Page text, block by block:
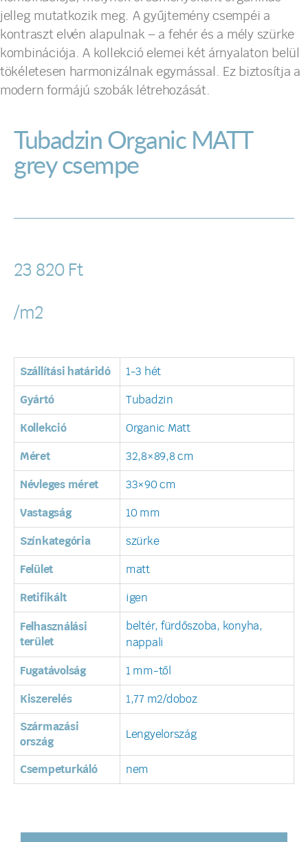
jelleg mutatkozik meg. A gyűjtemény csempéi a
kontraszt elvén alapulnak – a fehér és a mély szürke
kombinációja. A kollekció elemei két árnyalaton belül
tökéletesen harmonizálnak egymással. Ez biztosítja a
modern formájú szobák létrehozását.
Tubadzin Organic MATT
grey csempe
23 820 Ft
/m2
Szállítási határidó 1-3 hét
Gyártó Tubadzin
Kollekció Organic Matt
Méret 32,8×89,8 cm
Névleges méret 33×90 cm
Vastagság 10 mm
Színkategória szürke
Felület matt
Retifikált igen
Felhasználási
terület
beltér, fürdőszoba, konyha,
nappali
Fugatávolság 1 mm-től
Kiszerelés 1,77 m2/doboz
Származási
ország
Lengyelország
Csempeturkáló nem